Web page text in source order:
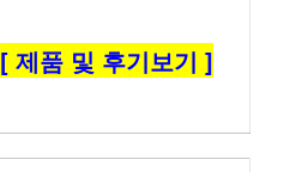
[ 제품 및 후기보기 ]